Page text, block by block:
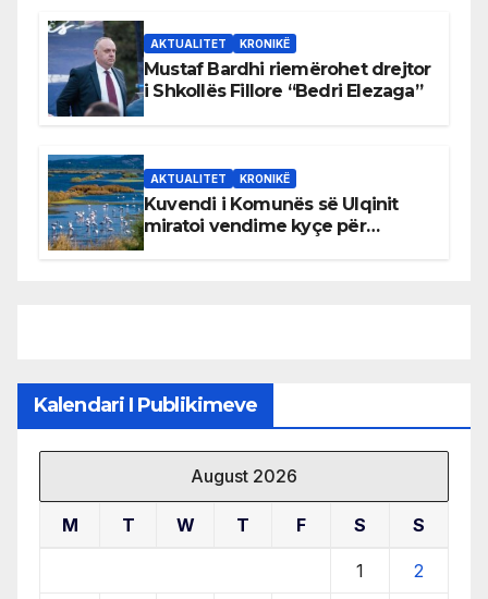
AKTUALITET KRONIKË
Mustaf Bardhi riemërohet drejtor
i Shkollës Fillore “Bedri Elezaga”
AKTUALITET KRONIKË
Kuvendi i Komunës së Ulqinit
miratoi vendime kyçe për
Kalendari I Publikimeve
August 2026
M T W T F S S
1 2